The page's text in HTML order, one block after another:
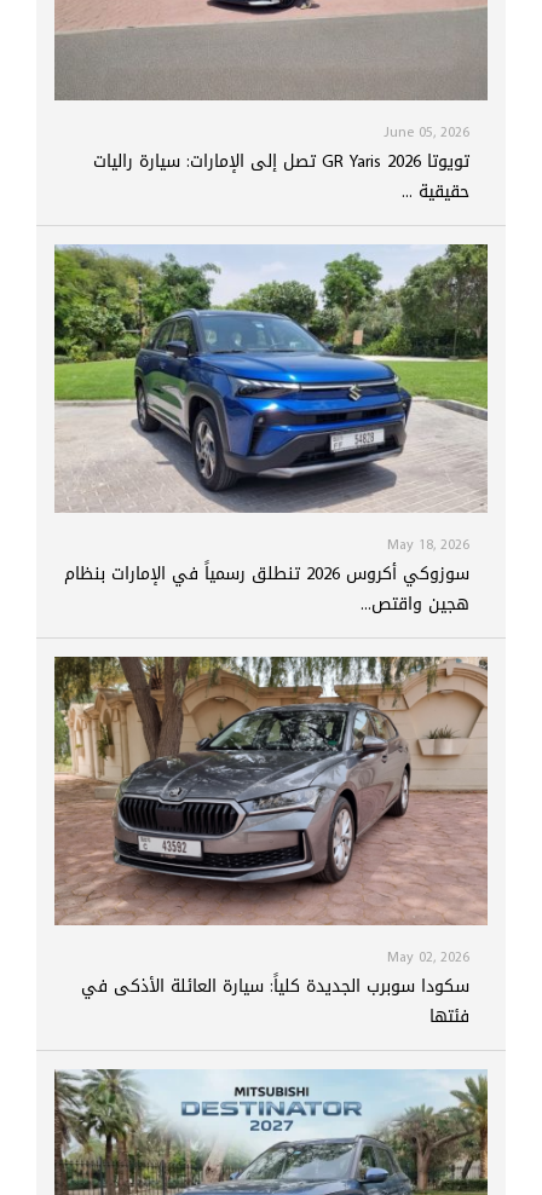
June 05, 2026
تويوتا GR Yaris 2026 تصل إلى الإمارات: سيارة راليات
حقيقية ...
May 18, 2026
سوزوكي أكروس 2026 تنطلق رسمياً في الإمارات بنظام
هجين واقتص...
May 02, 2026
سكودا سوبرب الجديدة كلياً: سيارة العائلة الأذكى في
فئتها